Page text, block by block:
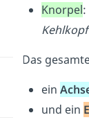
Knorpel
Kehlkopf
Das
ein
und ein